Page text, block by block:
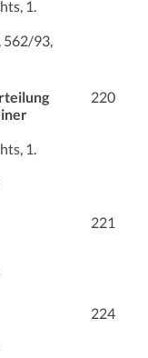
1.
562/93,
1.
220
221
224